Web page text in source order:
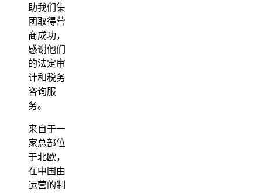
助我们集
团取得营
商成功，
感谢他们
的法定审
计和税务
咨询服
务。
来自于一
家总部位
于北欧，
在中国由
运营的制